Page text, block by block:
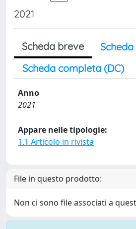
2021
Scheda breve
Scheda completa (DC)
Anno
2021
Appare nelle tipologie:
1.1 Articolo in rivista
File in questo prodotto:
Non ci sono file associati a